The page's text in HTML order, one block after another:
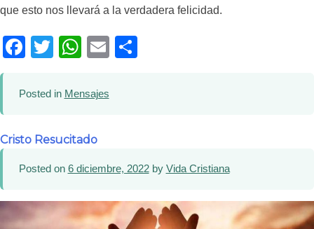
que esto nos llevará a la verdadera felicidad.
Facebook
TwitterWhatsApp
Email
Posted in Mensajes
Cristo Resucitado
Posted on 6 diciembre, 2022by Vida Cristiana